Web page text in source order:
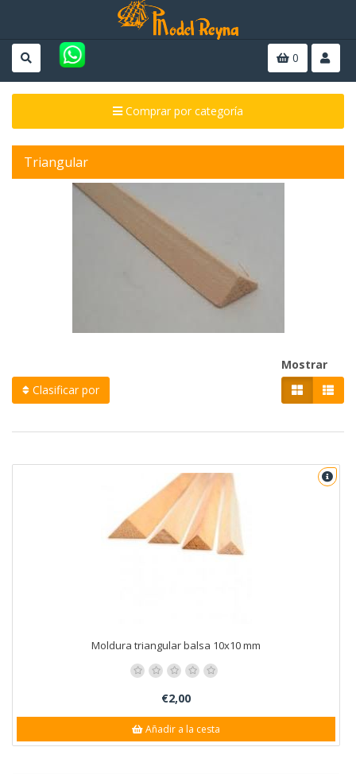
0
Comprar por categoría
Triangular
Clasificar por
Mostrar
Moldura triangular balsa 10x10 mm
€2,00
Añadir a la cesta